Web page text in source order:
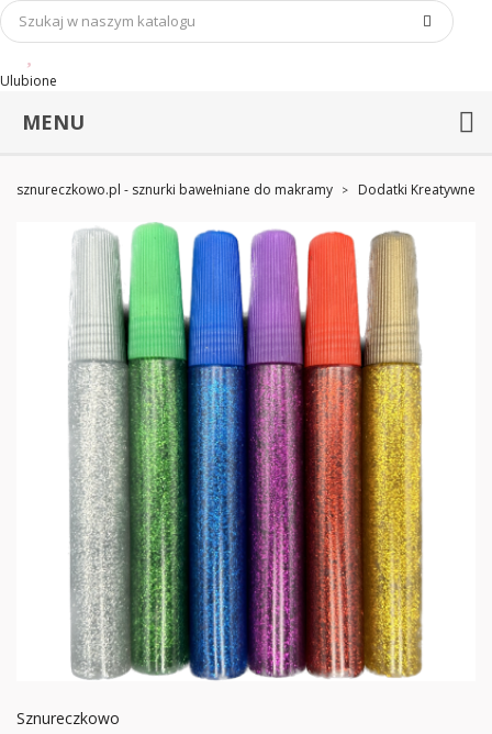
Ulubione
MENU
sznureczkowo.pl - sznurki bawełniane do makramy Dodatki Kreatywne
Sznureczkowo